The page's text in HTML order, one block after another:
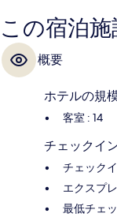
この宿泊
概要
ホテルの規
客室 : 14
チェックイ
チェック
エクスプ
最低チェ